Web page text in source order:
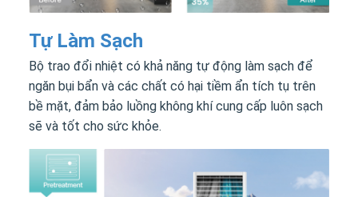
Tự Làm Sạch
Bộ trao đổi nhiệt có khả năng tự động làm sạch để
ngăn bụi bẩn và các chất có hại tiềm ẩn tích tụ trên
bề mặt, đảm bảo luồng không khí cung cấp luôn sạch
sẽ và tốt cho sức khỏe.